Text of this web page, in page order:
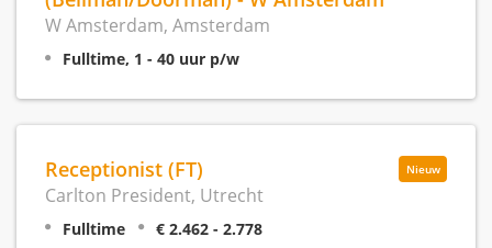
W Amsterdam, Amsterdam
Fulltime, 1 - 40 uur p/w
Nieuw
Receptionist (FT)
Carlton President, Utrecht
Fulltime € 2.462 - 2.778